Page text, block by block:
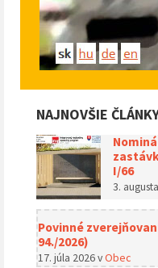
NAJNOVŠIE
I/66
3.
Povinné
94./2026)
17. júla 2026vObec